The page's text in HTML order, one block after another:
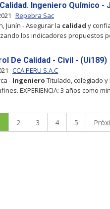
Ingeniero Químico -
Repebra Sac
Junín - Asegurar la calidad y
los indicadores propuestos
De Calidad - Civil - (Ui189)
CCA PERU S.A.C
- Ingeniero Titulado, colegiado
EXPERIENCIA: 3 años como
2 3 4 5